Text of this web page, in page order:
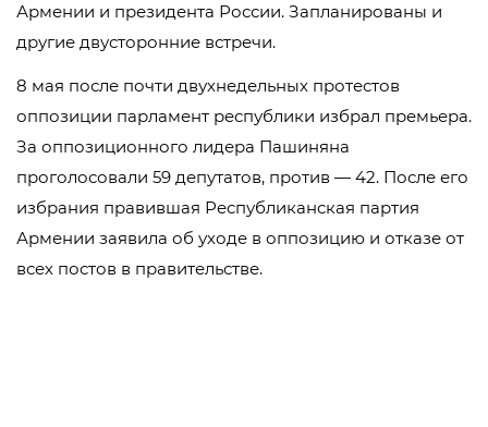
Армении и президента России. Запланированы и
другие двусторонние встречи.
8 мая после почти двухнедельных протестов
оппозиции парламент республики избрал премьера.
За оппозиционного лидера Пашиняна
проголосовали 59 депутатов, против — 42. После его
избрания правившая Республиканская партия
Армении заявила об уходе в оппозицию и отказе от
всех постов в правительстве.